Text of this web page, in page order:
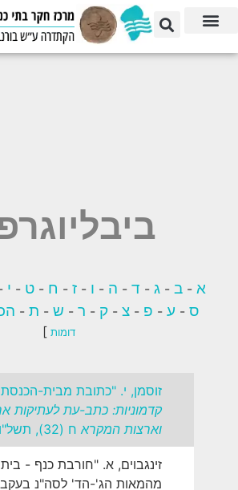
א - ב - ג - ד - ה - ו - ז - ח - ט - י
ס- ע- פ-צ-ק- ר- ש- ת-
דומות ]
זוסמן, י. "כתובת מבית-
קדמוניות: כתב-עת לעתיקות
וארצות המקראח (32), תשל"ו: 128-123.
זינגבוים, א. "חורבת כנף -
מהמאות הג'-הד' לסה"נ